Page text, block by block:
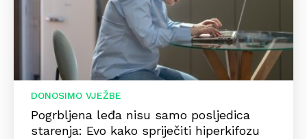
DONOSIMO VJEŽBE
Pogrbljena leđa nisu samo posljedica
starenja: Evo kako spriječiti hiperkifozu